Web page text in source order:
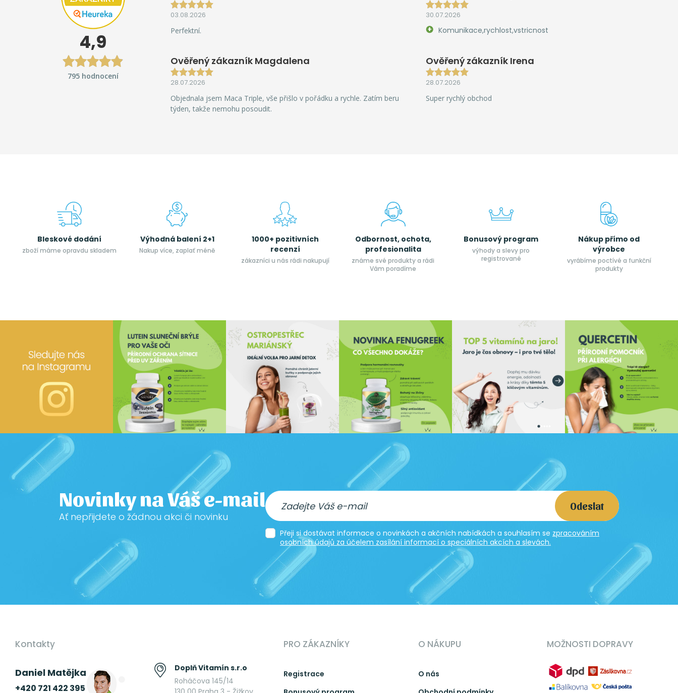
4,9
795 hodnocení
03.08.2026
Perfektní.
30.07.2026
Komunikace,rychlost,vstricnost
Ověřený zákazník Magdalena
28.07.2026
Objednala jsem Maca Triple, vše přišlo v pořádku a rychle. Zatím beru
týden, takže nemohu posoudit.
Ověřený zákazník Irena
28.07.2026
Super rychlý obchod
Bleskové dodání
zboží máme opravdu skladem
Výhodná balení 2+1
Nakup více, zaplať méně
1000+ pozitivních
recenzí
zákazníci u nás rádi nakupují
Odbornost, ochota,
profesionalita
známe své produkty a rádi
Vám poradíme
Bonusový program
výhody a slevy pro
registrované
Nákup přímo od
výrobce
vyrábíme poctívé a funkční
produkty
Novinky na Váš e-mail
Ať nepřijdete o žádnou akci či novinku
Odeslat
Přeji si dostávat informace o novinkách a akčních nabídkách a souhlasím se zpracováním
osobních údajů za účelem zasílání informací o speciálních akcích a slevách.
Kontakty
Daniel Matějka
+420 721 422 395
Doplň Vitamín s.r.o
Roháčova 145/14
PRO ZÁKAZNÍKY
Registrace
O NÁKUPU
O nás
MOŽNOSTI DOPRAVY